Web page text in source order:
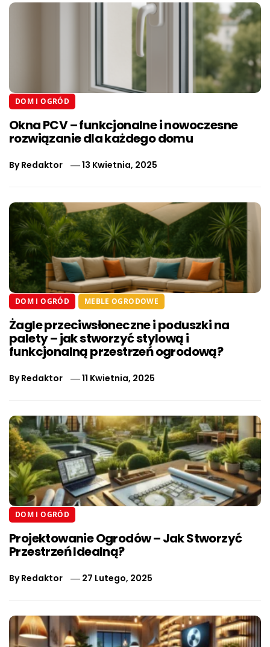
DOM I OGRÓD
Okna PCV – funkcjonalne i nowoczesne
rozwiązanie dla każdego domu
ByRedaktor 13 Kwietnia, 2025
DOM I OGRÓD MEBLE OGRODOWE
Żagle przeciwsłoneczne i poduszki na
palety – jak stworzyć stylową i
funkcjonalną przestrzeń ogrodową?
ByRedaktor 11 Kwietnia, 2025
DOM I OGRÓD
Projektowanie Ogrodów – Jak Stworzyć
Przestrzeń Idealną?
ByRedaktor 27 Lutego, 2025